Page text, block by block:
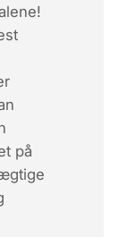
på